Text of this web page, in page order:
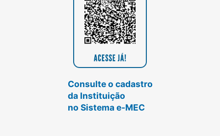
Consulte o cadastro
da Instituição
no Sistema e-MEC